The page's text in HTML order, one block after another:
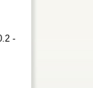
-